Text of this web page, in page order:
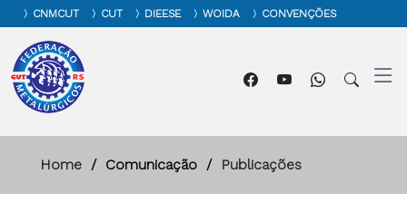
CNMCUT CUT DIEESE WOIDA CONVENÇÕES
Home Comunicação Publicações